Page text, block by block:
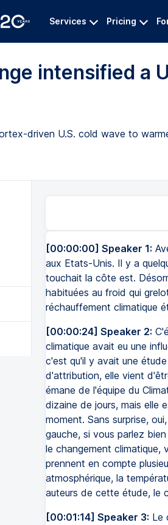
Services Pricing
intensified a
driven U.S. cold wave to
[00:00:00] Speaker 1:
aux Etats-Unis. Il y a
touchait la côte est.
habituées au froid qui
réchauffement climatique
[00:00:24] Speaker 2:
climatique avait eu une
c'est qu'il y avait une
d'attribution, elle vient
émane de l'équipe du
dizaine de jours, mais elle
moment. Sans surprise,
gauche, si vous parlez
le changement climatique,
prennent en compte
atmosphérique, la
auteurs de cette étude, le
[00:01:14] Speaker 3: Le